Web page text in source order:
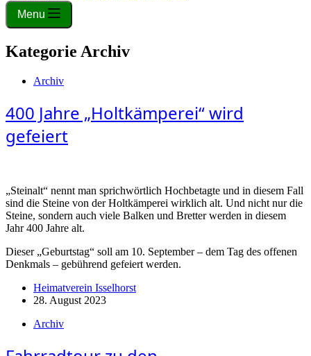
Menu
Kategorie Archiv
Archiv
400 Jahre „Holtkämperei“ wird
gefeiert
„Steinalt“ nennt man sprichwörtlich Hochbetagte und in diesem Fall
sind die Steine von der Holtkämperei wirklich alt. Und nicht nur die
Steine, sondern auch viele Balken und Bretter werden in diesem
Jahr 400 Jahre alt.
Dieser „Geburtstag“ soll am 10. September – dem Tag des offenen
Denkmals – gebührend gefeiert werden.
Heimatverein Isselhorst
28. August 2023
Archiv